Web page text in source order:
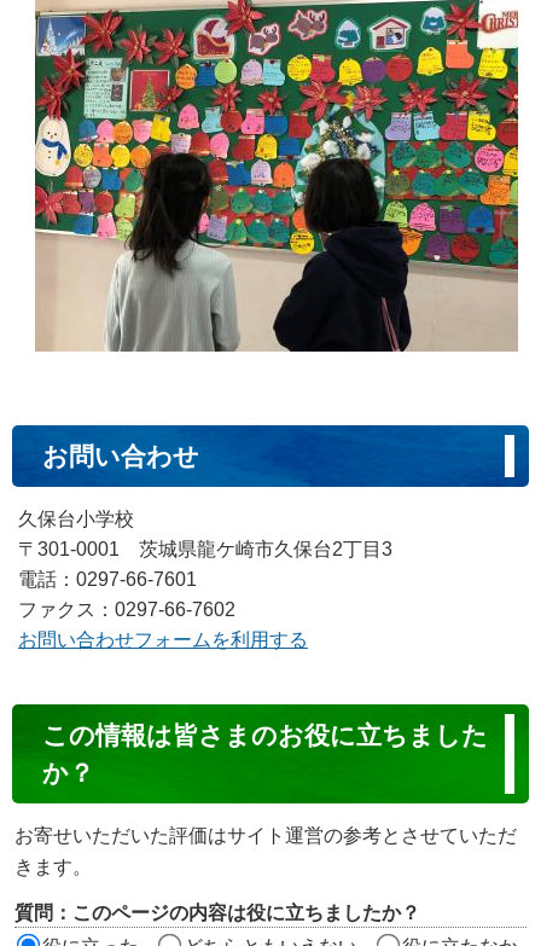
お問い合わせ
久保台小学校
〒301-0001 茨城県龍ケ崎市久保台2丁目3
電話：0297-66-7601
ファクス：0297-66-7602
お問い合わせフォームを利用する
ン
ン
ツ
価
この情報は皆さまのお役に立ちました
か？
お寄せいただいた評価はサイト運営の参考とさせていただ
きます。
質問：このページの内容は役に立ちましたか？